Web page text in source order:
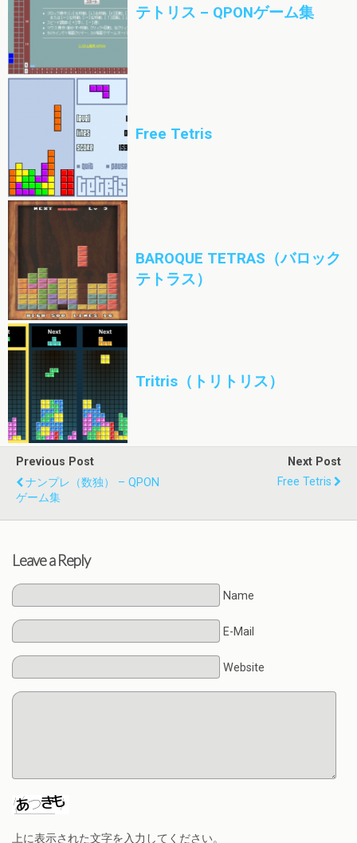
テトリス – QPONゲーム集
Free Tetris
BAROQUE TETRAS（バロック
テトラス）
Tritris（トリトリス）
Previous Post
ナンプレ（数独） – QPON
ゲーム集
Next Post
Free Tetris
Leave a Reply
Name
E-Mail
Website
上に表示された文字を入力してください。